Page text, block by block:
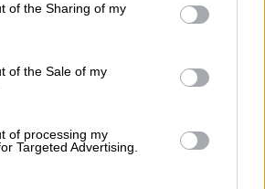
or usage behaviour. You may click to
to Google and its third-party tags to
specified purposes in below Google
of the Sharing of my
of the Sale of my
of processing my
Targeted Advertising.
καφέ...